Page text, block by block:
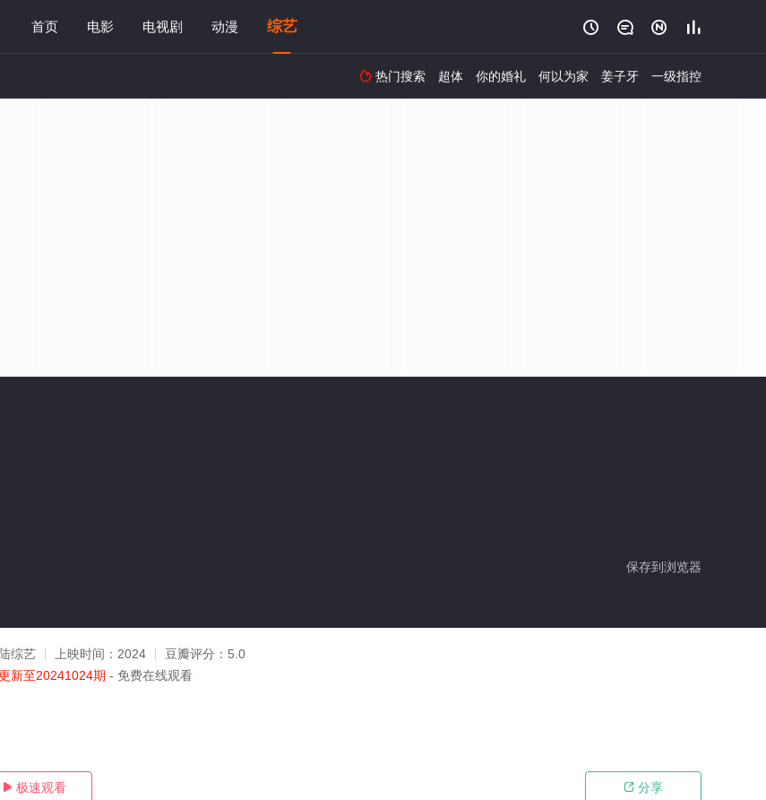
首页 电影 电视剧 动漫 综艺    
 热门搜索 超体 你的婚礼 何以为家 姜子牙 一级指控
保存到浏览器
综艺 上映时间： 2024 豆瓣评分： 5.0
新至20241024期 - 免费在线观看
 极速观看  分享